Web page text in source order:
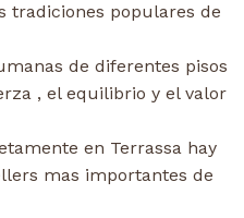
tradiciones populares de
de diferentes pisos
, el equilibrio y el valor
en Terrassa hay
mas importantes de